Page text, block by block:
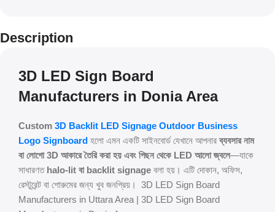
Description
3D LED Sign Board
Manufacturers in Donia Area
Custom 3D Backlit LED Signage Outdoor Business
Logo Signboard হলো এমন একটি সাইনবোর্ড যেখানে আপনারব্যবসার নাম
বা লোগো 3D আকারে তৈরি করা হয় এবং পিছন থেকে LED আলো জ্বলে—যাকে
সাধারণত halo-lit বা backlit signage বলা হয়। এটি দোকান, অফিস,
রেস্টুরেন্ট বা শোরুমের জন্য খুব জনপ্রিয়। 3D LED Sign Board
Manufacturers in Uttara Area | 3D LED Sign Board